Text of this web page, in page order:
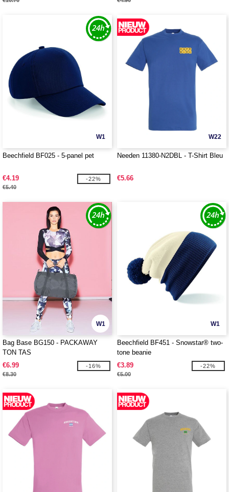
W1
Beechfield BF025 - 5-panel pet
€4.19
€5.40
-22%
W22
Needen 11380-N2DBL - T-Shirt Bleu
€5.66
W1
Bag Base BG150 - PACKAWAY
TON TAS
€6.99
€8.30
-16%
W1
Beechfield BF451 - Snowstar® two-
tone beanie
€3.89
€5.00
-22%